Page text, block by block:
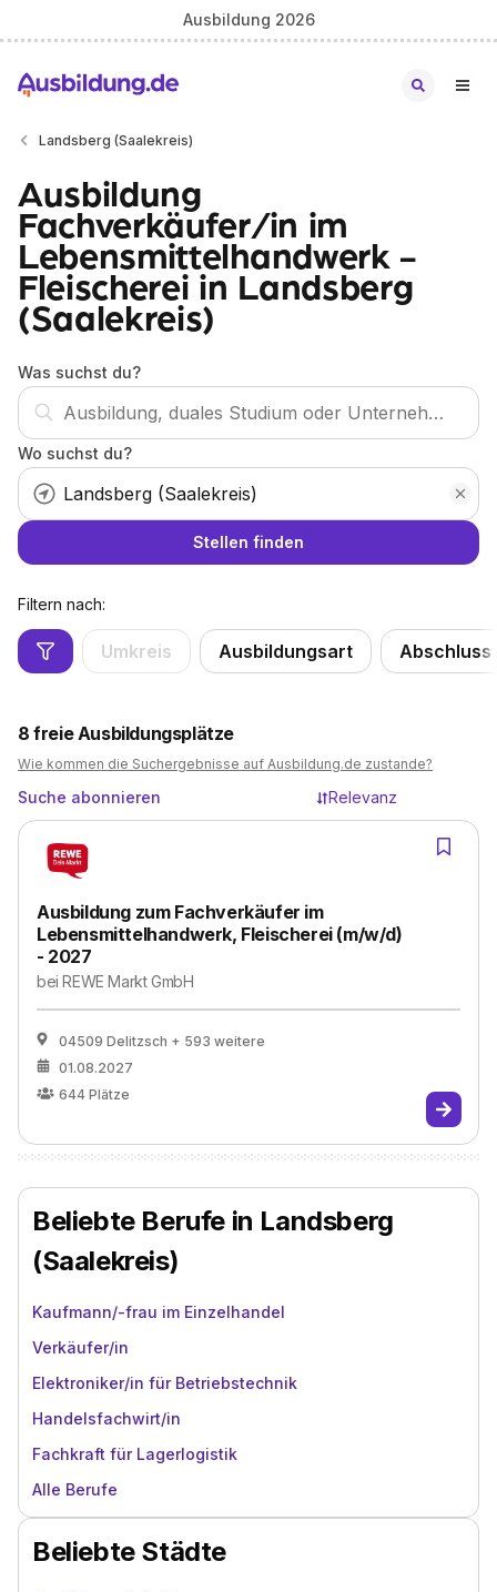
Ausbildung 2026
Landsberg (Saalekreis)
Ausbildung
Fachverkäufer/in im
Lebensmittelhandwerk -
Fleischerei in Landsberg
(Saalekreis)
Was suchst du?
Wo suchst du?
Stellen finden
Filtern nach:
Umkreis Ausbildungsart Abschluss
8 freie Ausbildungsplätze
Wie kommen die Suchergebnisse auf Ausbildung.de zustande?
Suche abonnieren Relevanz
Ausbildung zum Fachverkäufer im
Lebensmittelhandwerk, Fleischerei (m/w/d)
- 2027
beiREWE Markt GmbH
04509 Delitzsch + 593 weitere
01.08.2027
644 Plätze
Beliebte Berufe in Landsberg
(Saalekreis)
Kaufmann/-frau im Einzelhandel
Verkäufer/in
Elektroniker/in für Betriebstechnik
Handelsfachwirt/in
Fachkraft für Lagerlogistik
Alle Berufe
Beliebte Städte